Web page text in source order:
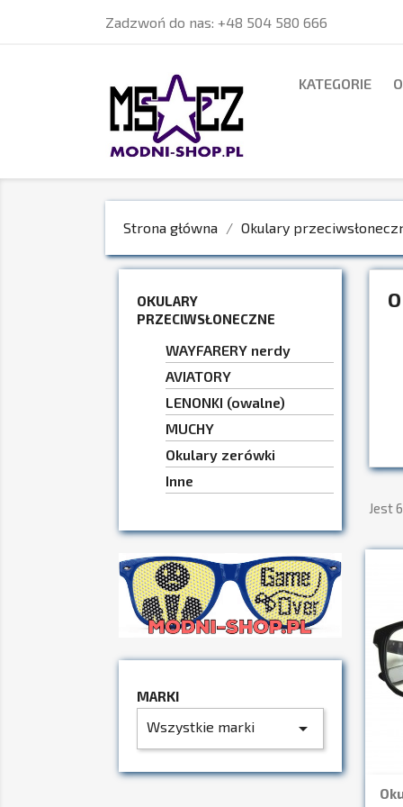
Zadzwoń do nas: +48 504 580 666
KATEGORIE
Strona główna Okulary
OKULARY
PRZECIWSŁONECZNE
WAYFARERY nerdy
AVIATORY
LENONKI (owalne)
MUCHY
Okulary zerówki
Inne
MARKI
Wszystkie marki arrow_drop_down
Jest